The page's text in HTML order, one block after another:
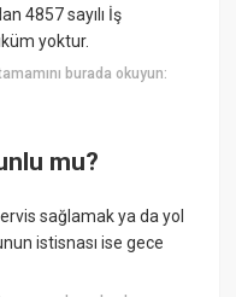
4857 sayılı İş
yoktur.
burada okuyun:
mu?
sağlamak ya da yol
istisnası ise gece